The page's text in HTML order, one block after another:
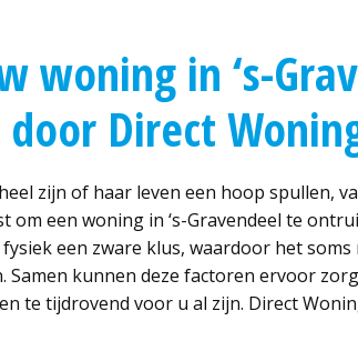
woning in ‘s-
Direct
zijn of haar leven een hoop spullen,
om een woning in ‘s-Gravendeel te
een zware klus, waardoor het
Samen kunnen deze factoren ervoor
en te tijdrovend voor u al zijn. Direct